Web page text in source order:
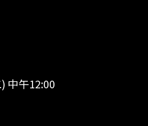
中午12:00